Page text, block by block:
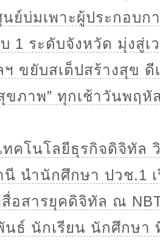
ย์บ่มเพาะผู้ประกอบ
1 ระดับจังหวัด มุ่งสู่เ
ขยับสเต็ปสร้างสุข ดี
ขภาพ” ทุกเช้าวันพฤหั
ทคโนโลยีธุรกิจดิจิทัล
นี นำนักศึกษา ปวช.1
สื่อสารยุคดิจิทัล ณ
นธ์ นักเรียน นักศึกษา